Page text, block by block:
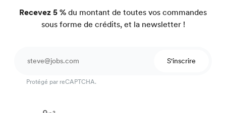
Recevez 5 % du montant de toutes vos commandes
sous forme de crédits, et la newsletter !
S'inscrire
Protégé par reCAPTCHA.